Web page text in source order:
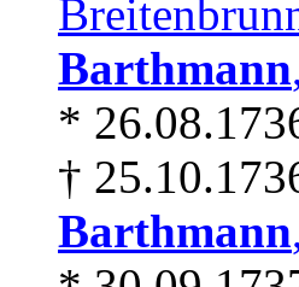
Barthmann
*
†
Barthmann